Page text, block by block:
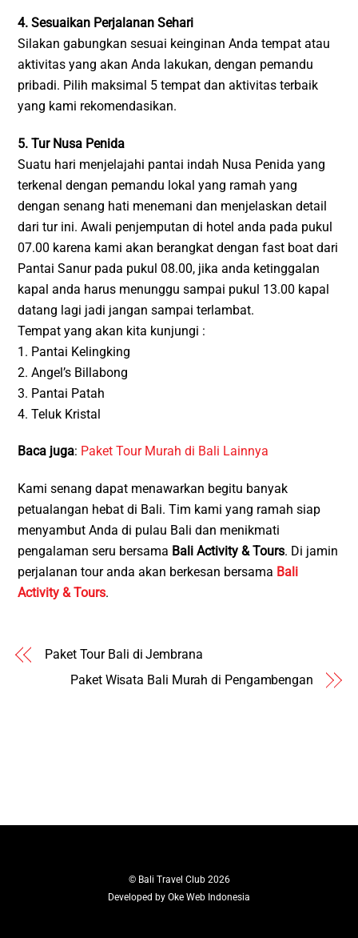
4. Sesuaikan Perjalanan Sehari
Silakan gabungkan sesuai keinginan Anda tempat atau
aktivitas yang akan Anda lakukan, dengan pemandu
pribadi. Pilih maksimal 5 tempat dan aktivitas terbaik
yang kami rekomendasikan.
5. Tur Nusa Penida
Suatu hari menjelajahi pantai indah Nusa Penida yang
terkenal dengan pemandu lokal yang ramah yang
dengan senang hati menemani dan menjelaskan detail
dari tur ini. Awali penjemputan di hotel anda pada pukul
07.00 karena kami akan berangkat dengan fast boat dari
Pantai Sanur pada pukul 08.00, jika anda ketinggalan
kapal anda harus menunggu sampai pukul 13.00 kapal
datang lagi jadi jangan sampai terlambat.
Tempat yang akan kita kunjungi :
1. Pantai Kelingking
2. Angel’s Billabong
3. Pantai Patah
4. Teluk Kristal
Baca juga: Paket Tour Murah di Bali Lainnya
Kami senang dapat menawarkan begitu banyak
petualangan hebat di Bali. Tim kami yang ramah siap
menyambut Anda di pulau Bali dan menikmati
pengalaman seru bersama Bali Activity & Tours. Di jamin
perjalanan tour anda akan berkesan bersama Bali
Activity & Tours.
Paket Tour Bali di Jembrana
Paket Wisata Bali Murah di Pengambengan
© Bali Travel Club2026
Developed by Oke Web Indonesia